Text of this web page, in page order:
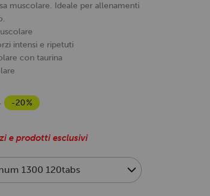
muscolare. Ideale per allenamenti
intensi e ripetuti
con taurina
-20%
e prodotti esclusivi